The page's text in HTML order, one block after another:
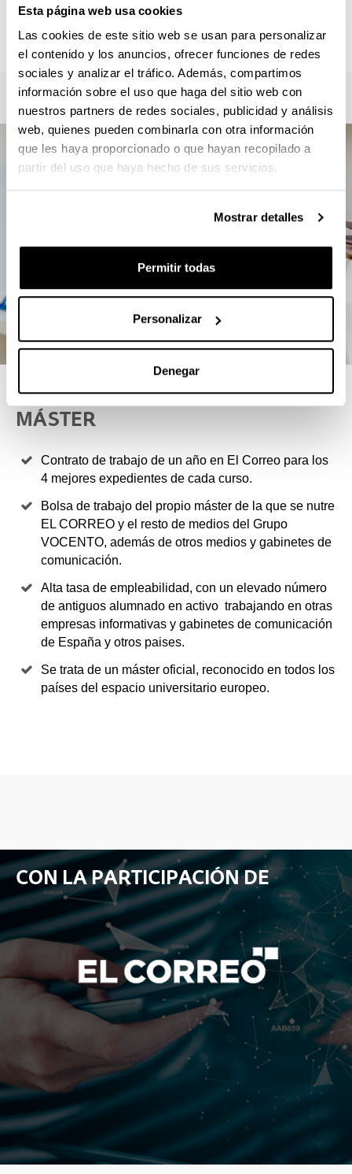
Esta página web usa cookies
Las cookies de este sitio web se usan para personalizar
el contenido y los anuncios, ofrecer funciones de redes
sociales y analizar el tráfico. Además, compartimos
información sobre el uso que haga del sitio web con
nuestros partners de redes sociales, publicidad y análisis
web, quienes pueden combinarla con otra información
que les haya proporcionado o que hayan recopilado a
partir del uso que haya hecho de sus servicios.
Mostrar detalles
Permitir todas
Personalizar
Denegar
master.csc@ehu.eus / gkz.masterra@ehu.eus
946012357
4 RAZONES PARA ELEGIR ESTE
MÁSTER
Contrato de trabajo de un año en El Correo para los
4 mejores expedientes de cada curso.
Bolsa de trabajo del propio máster de la que se nutre
EL CORREO y el resto de medios del Grupo
VOCENTO, además de otros medios y gabinetes de
comunicación.
Alta tasa de empleabilidad, con un elevado número
de antiguos alumnado en activo trabajando en otras
empresas informativas y gabinetes de comunicación
de España y otros paises.
Se trata de un máster oficial, reconocido en todos los
países del espacio universitario europeo.
CON LA PARTICIPACIÓN DE